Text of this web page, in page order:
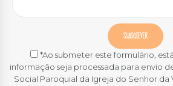
*Ao submeter este formulário,
informação seja processada para envio
Social Paroquial da Igreja do Senhor da